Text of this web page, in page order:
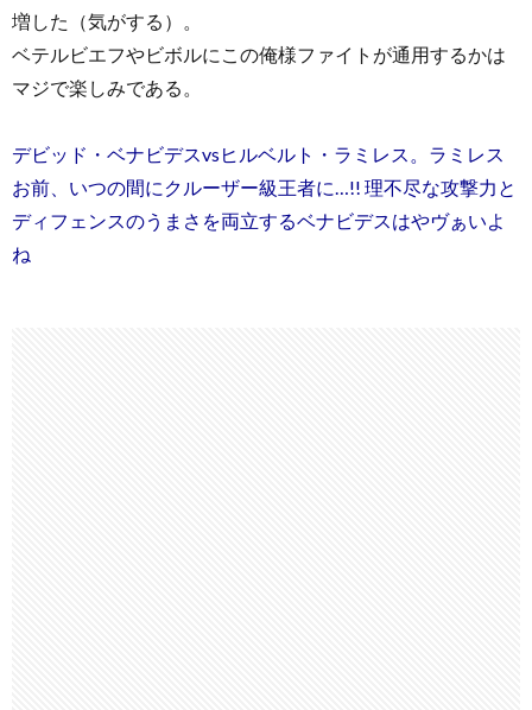
増した（気がする）。
ベテルビエフやビボルにこの俺様ファイトが通用するかは
マジで楽しみである。
デビッド・ベナビデスvsヒルベルト・ラミレス。ラミレス
お前、いつの間にクルーザー級王者に…!! 理不尽な攻撃力と
ディフェンスのうまさを両立するベナビデスはやヴぁいよ
ね